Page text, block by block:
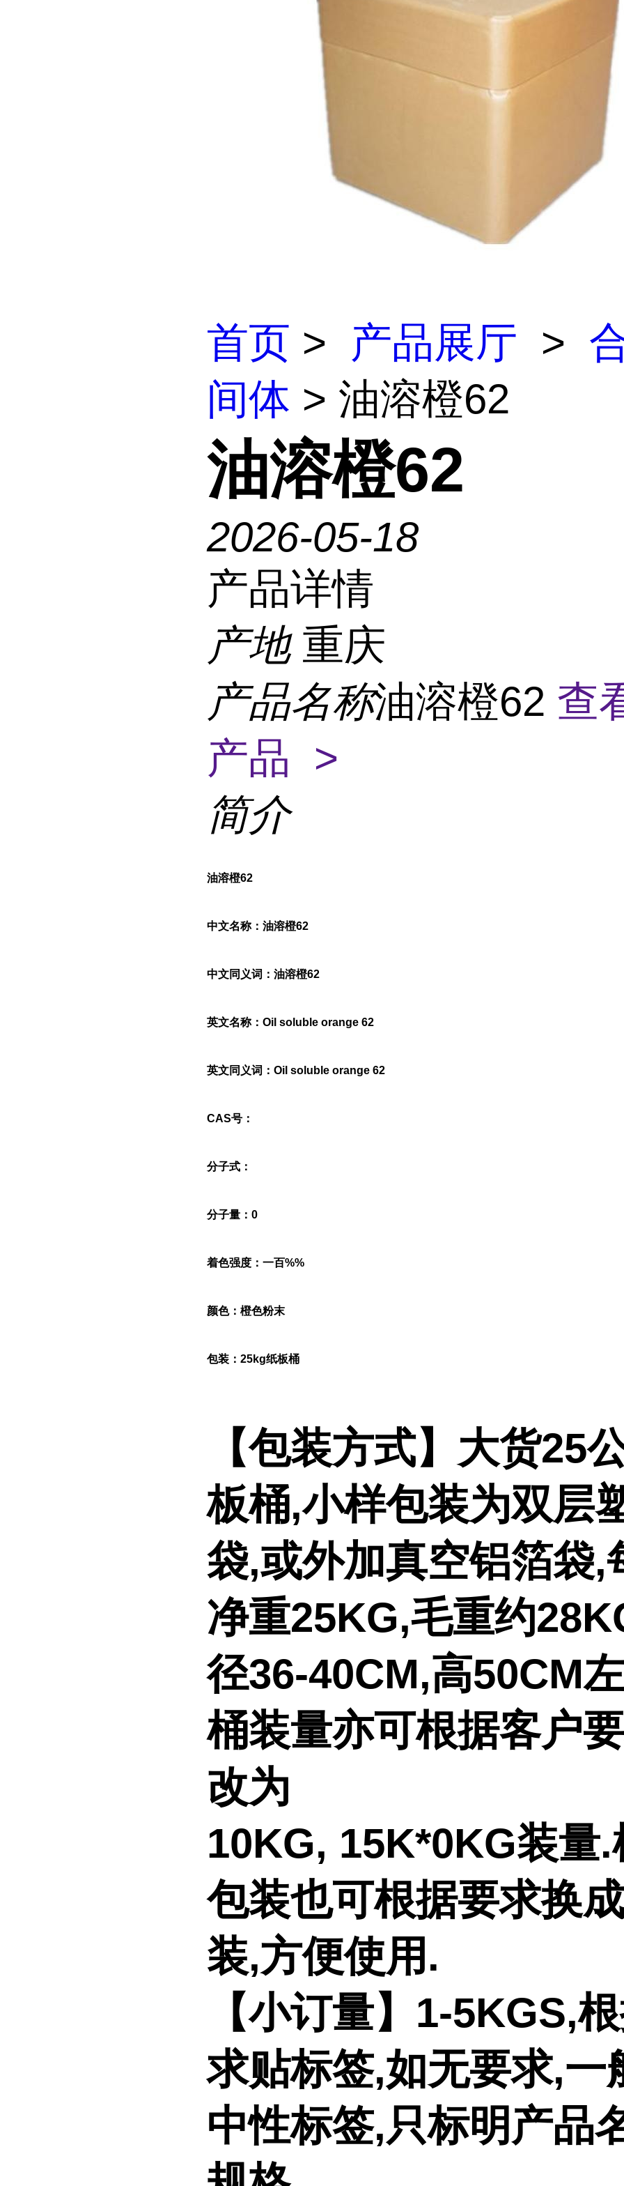
首页 > 产品展厅 >
间体 > 油溶橙62
油溶橙62
2026-05-18
产品详情
产地 重庆
产品名称油溶橙62 查
产品 >
简介
油溶橙62
中文名称：油溶橙62
中文同义词：油溶橙62
英文名称：Oil soluble orange 62
英文同义词：Oil soluble orange 62
CAS号：
分子式：
分子量：0
着色强度：一百%%
颜色：橙色粉末
包装：25kg纸板桶
【包装方式】大货25
板桶,小样包装为双层
袋,或外加真空铝箔袋,
净重25KG,毛重约
径36-40CM,高50CM
桶装量亦可根据客户
改为
10KG, 15K*0KG装量.
包装也可根据要求换
装,方便使用.
【小订量】1-5KGS,
求贴标签,如无要求,一
中性标签,只标明产品